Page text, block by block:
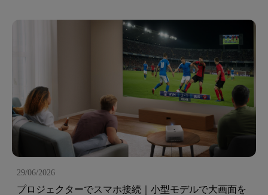
29/06/2026
プロジェクターでスマホ接続｜小型モデルで大画面を